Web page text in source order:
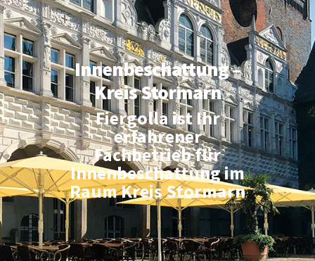
Innenbeschattung –
Kreis Stormarn
Fiergolla ist Ihr
erfahrener
Fachbetrieb für
Innenbeschattung im
Raum Kreis Stormarn